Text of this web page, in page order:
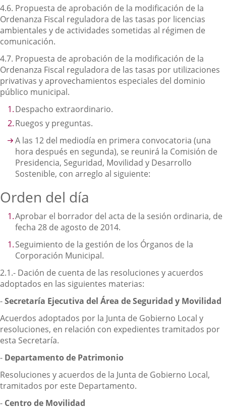
4.6. Propuesta de aprobación de la modificación de la
Ordenanza Fiscal reguladora de las tasas por licencias
ambientales y de actividades sometidas al régimen de
comunicación.
4.7. Propuesta de aprobación de la modificación de la
Ordenanza Fiscal reguladora de las tasas por utilizaciones
privativas y aprovechamientos especiales del dominio
público municipal.
Despacho extraordinario.
Ruegos y preguntas.
A las 12 del mediodía en primera convocatoria (una
hora después en segunda), se reunirá la Comisión de
Presidencia, Seguridad, Movilidad y Desarrollo
Sostenible, con arreglo al siguiente:
Orden del día
Aprobar el borrador del acta de la sesión ordinaria, de
fecha 28 de agosto de 2014.
Seguimiento de la gestión de los Órganos de la
Corporación Municipal.
2.1.- Dación de cuenta de las resoluciones y acuerdos
adoptados en las siguientes materias:
-Secretaría Ejecutiva del Área de Seguridad y Movilidad
Acuerdos adoptados por la Junta de Gobierno Local y
resoluciones, en relación con expedientes tramitados por
esta Secretaría.
- Departamento de Patrimonio
Resoluciones y acuerdos de la Junta de Gobierno Local,
tramitados por este Departamento.
- Centro de Movilidad